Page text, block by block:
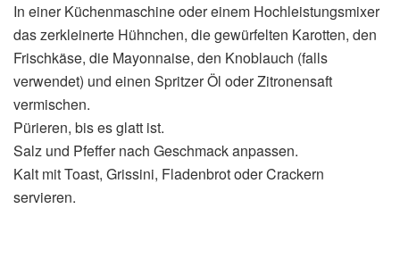
In einer Küchenmaschine oder einem Hochleistungsmixer
das zerkleinerte Hühnchen, die gewürfelten Karotten, den
Frischkäse, die Mayonnaise, den Knoblauch (falls
verwendet) und einen Spritzer Öl oder Zitronensaft
vermischen.
Pürieren, bis es glatt ist.
Salz und Pfeffer nach Geschmack anpassen.
Kalt mit Toast, Grissini, Fladenbrot oder Crackern
servieren.